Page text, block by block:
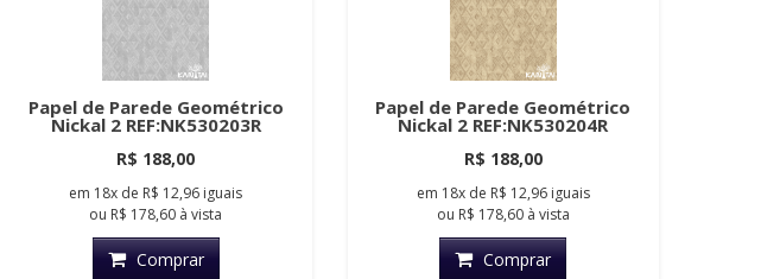
Papel de Parede Geométrico
Nickal 2 REF:NK530203R
R$ 188,00
em 18x de R$ 12,96 iguais
ou R$ 178,60 à vista
Comprar
Papel de Parede Geométrico
Nickal 2 REF:NK530204R
R$ 188,00
em 18xde R$ 12,96 iguais
ou R$ 178,60à vista
Comprar